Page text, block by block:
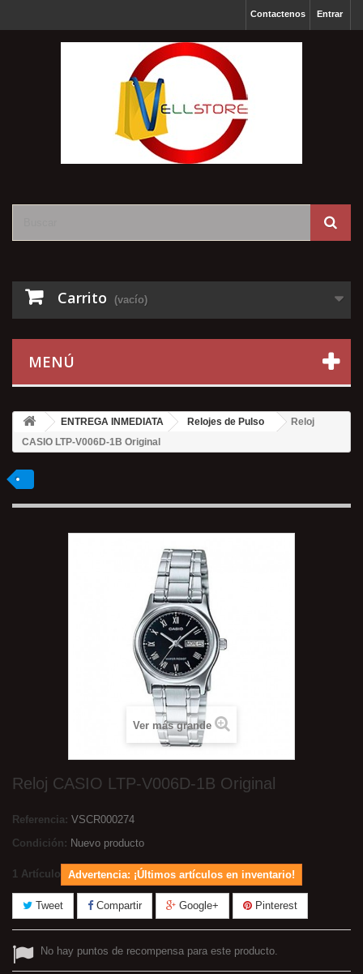
Entrar
Contactenos
Carrito (vacío)
MENÚ
ENTREGA INMEDIATA Relojes de Pulso
Reloj
CASIO LTP-V006D-1B Original
Ver más grande
Reloj CASIO LTP-V006D-1B Original
Referencia: VSCR000274
Condición: Nuevo producto
1 Artículo Advertencia: ¡Últimos artículos en inventario!
Tweet Compartir Google+ Pinterest
No hay puntos de recompensa para este producto.